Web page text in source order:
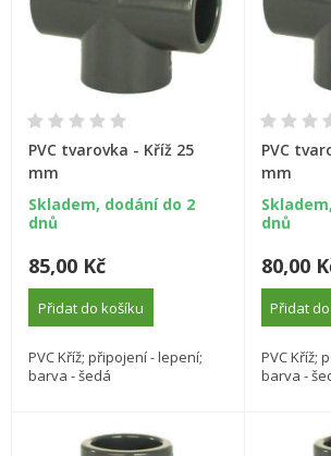
PVC tvarovka - Kříž 25
mm
Skladem, dodání do 2
dnů
85,00 Kč
Přidat do košíku
PVC Kříž; připojení - lepení;
barva - šedá
PVC
mm
dnů
80,00
Přidat
PVC Kříž;
barva -